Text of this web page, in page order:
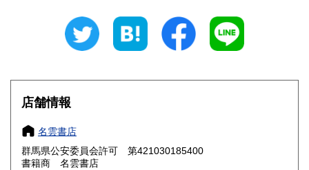
900円 三重県
大阪府
奈良県
鳥取県 1,100円 島根県
店舗情報
名雲書店
群馬県公安委員会許可 第421030185400
書籍商 名雲書店